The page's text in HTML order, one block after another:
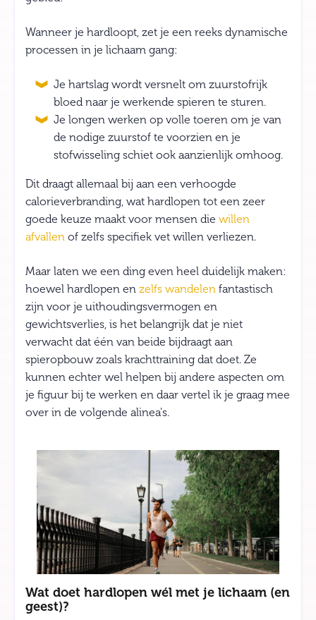
Wanneer je hardloopt, zet je een reeks dynamische
processen in je lichaam gang:
Je hartslag wordt versnelt om zuurstofrijk
bloed naar je werkende spieren te sturen.
Je longen werken op volle toeren om je van
de nodige zuurstof te voorzien en je
stofwisseling schiet ook aanzienlijk omhoog.
Dit draagt allemaal bij aan een verhoogde
calorieverbranding, wat hardlopen tot een zeer
goede keuze maakt voor mensen die willen
afvallen of zelfs specifiek vet willen verliezen.
Maar laten we een ding even heel duidelijk maken:
hoewel hardlopen en zelfs wandelen fantastisch
zijn voor je uithoudingsvermogen en
gewichtsverlies, is het belangrijk dat je niet
verwacht dat één van beide bijdraagt aan
spieropbouw zoals krachttraining dat doet. Ze
kunnen echter wel helpen bij andere aspecten om
je figuur bij te werken en daar vertel ik je graag mee
over in de volgende alinea's.
Wat doet hardlopen wél met je lichaam (en
geest)?